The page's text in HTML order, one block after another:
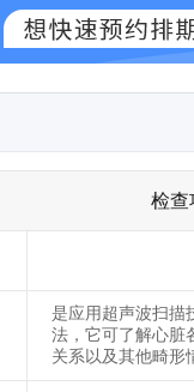
检查
是应用超声波扫描
法，它可了解心脏
关系以及其他畸形